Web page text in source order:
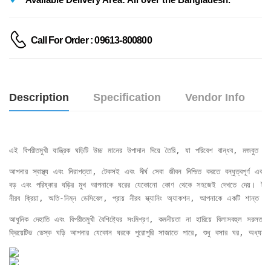
Call For Order : 09613-800800
Description Specification Vendor Info
এই বিপরীতমুখী যান্ত্রিক ঘড়িটি উচ্চ মানের উপাদান দিয়ে তৈরি, যা পরিবেশ বান্ধব,
আপনার স্বাস্থ্য এবং নিরাপত্তা, টেকসই এবং দীর্ঘ সেবা জীবন নিশ্চিত করতে বন্ধুত্বপূর্ণ এবং
বড় এবং পরিষ্কার ঘড়ির মুখ আপনাকে ঘরের যেকোনো কোণ থেকে সহজেই দেখতে দেয়।
নীরব ক্রিয়া, অতি-নিম্ন ডেসিবেল, প্রায় নীরব স্ক্যানিং অ্যাকশন, আপনাকে একটি শান্ত
আধুনিক দেহাতি এবং বিপরীতমুখী বৈশিষ্ট্যের সংমিশ্রণ, কমনীয়তা না হারিয়ে
ক্রিয়েটিভ ডেস্ক ঘড়ি আপনার যেকোন ঘরকে পুরোপুরি সাজাতে পারে, শুধু বসার ঘর,